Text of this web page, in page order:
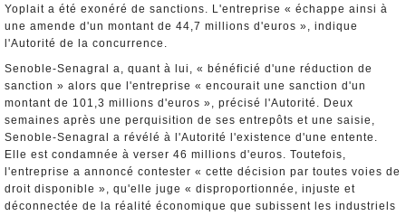
Yoplait a été exonéré de sanctions. L'entreprise « échappe ainsi à
une amende d'un montant de 44,7 millions d'euros », indique
l'Autorité de la concurrence.
Senoble-Senagral a, quant à lui, « bénéficié d'une réduction de
sanction » alors que l'entreprise « encourait une sanction d'un
montant de 101,3 millions d'euros », précisé l'Autorité. Deux
semaines après une perquisition de ses entrepôts et une saisie,
Senoble-Senagral a révélé à l'Autorité l'existence d'une entente.
Elle est condamnée à verser 46 millions d'euros. Toutefois,
l'entreprise a annoncé contester « cette décision par toutes voies de
droit disponible », qu'elle juge « disproportionnée, injuste et
déconnectée de la réalité économique que subissent les industriels